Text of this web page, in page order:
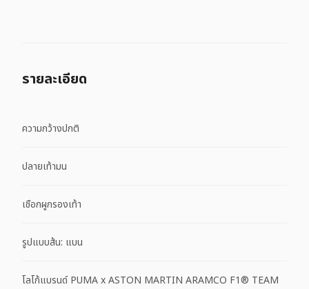
รายละเอียด
ความกว้างปกติ
ปลายเท้ามน
เชือกผูกรองเท้า
รูปแบบส้น: แบน
โลโก้แบรนด์ PUMA x ASTON MARTIN ARAMCO F1® TEAM